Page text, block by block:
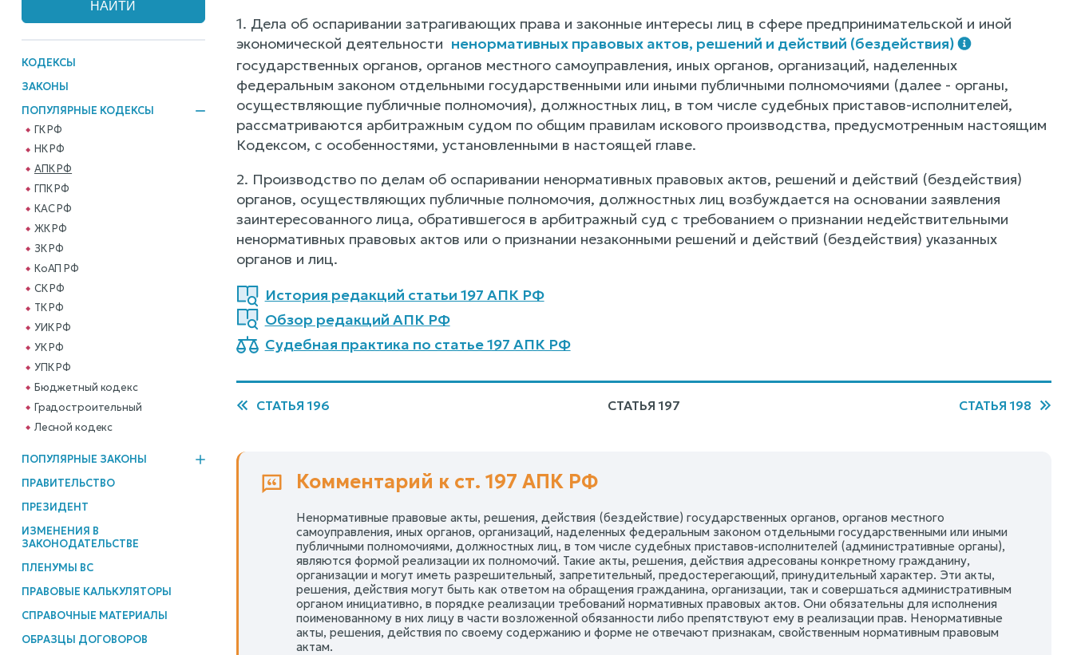
КОДЕКСЫ
ЗАКОНЫ
ПОПУЛЯРНЫЕ КОДЕКСЫ
ГК РФ
НК РФ
АПК РФ
ГПК РФ
КАС РФ
ЖК РФ
ЗК РФ
КоАП РФ
СК РФ
ТК РФ
УИК РФ
УК РФ
УПК РФ
Бюджетный кодекс
Градостроительный
Лесной кодекс
ПОПУЛЯРНЫЕ ЗАКОНЫ
ПРАВИТЕЛЬСТВО
ПРЕЗИДЕНТ
ИЗМЕНЕНИЯ В
ЗАКОНОДАТЕЛЬСТВЕ
ПЛЕНУМЫ ВС
ПРАВОВЫЕ КАЛЬКУЛЯТОРЫ
СПРАВОЧНЫЕ МАТЕРИАЛЫ
ОБРАЗЦЫ ДОГОВОРОВ
1. Дела об оспаривании затрагивающих права и законные интересы лиц в сфере предпринимательской и иной
экономической деятельности ненормативных правовых актов, решений и действий (бездействия)
государственных органов, органов местного самоуправления, иных органов, организаций, наделенных
федеральным законом отдельными государственными или иными публичными полномочиями (далее - органы,
осуществляющие публичные полномочия), должностных лиц, в том числе судебных приставов-исполнителей,
рассматриваются арбитражным судом по общим правилам искового производства, предусмотренным настоящим
Кодексом, с особенностями, установленными в настоящей главе.
2. Производство по делам об оспаривании ненормативных правовых актов, решений и действий (бездействия)
органов, осуществляющих публичные полномочия, должностных лиц возбуждается на основании заявления
заинтересованного лица, обратившегося в арбитражный суд с требованием о признании недействительными
ненормативных правовых актов или о признании незаконными решений и действий (бездействия) указанных
органов и лиц.
История редакций статьи 197 АПК РФ
Обзор редакций АПК РФ
Судебная практика по статье 197 АПК РФ
СТАТЬЯ 196 СТАТЬЯ 197 СТАТЬЯ 198
Комментарий к ст. 197 АПК РФ
Ненормативные правовые акты, решения, действия (бездействие) государственных органов, органов местного
самоуправления, иных органов, организаций, наделенных федеральным законом отдельными государственными или иными
публичными полномочиями, должностных лиц, в том числе судебных приставов-исполнителей (административные органы),
являются формой реализации их полномочий. Такие акты, решения, действия адресованы конкретному гражданину,
организации и могут иметь разрешительный, запретительный, предостерегающий, принудительный характер. Эти акты,
решения, действия могут быть как ответом на обращения гражданина, организации, так и совершаться административным
органом инициативно, в порядке реализации требований нормативных правовых актов. Они обязательны для исполнения
поименованному в них лицу в части возложенной обязанности либо препятствуют ему в реализации прав. Ненормативные
акты, решения, действия по своему содержанию и форме не отвечают признакам, свойственным нормативным правовым
актам.